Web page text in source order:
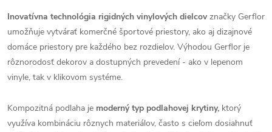
Inovatívna technológia rigidných vinylových dielcovznačky Gerflor
umožňuje vytvárať komerčné športové priestory, ako aj dizajnové
domáce priestory pre každého bez rozdielov. Výhodou Gerflor je
rôznorodosť dekorov a dostupných prevedení - ako v lepenom
vinyle, tak v klikovom systéme.
Kompozitná podlaha je moderný typ podlahovej krytiny, ktorý
využíva kombináciu rôznych materiálov, často s cieľom dosiahnuť